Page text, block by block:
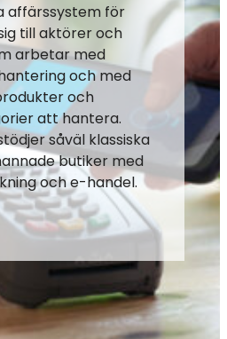
affärssystem för
till aktörer och
arbetar med
och med
och
att hantera.
såväl klassiska
butiker med
och e-handel.